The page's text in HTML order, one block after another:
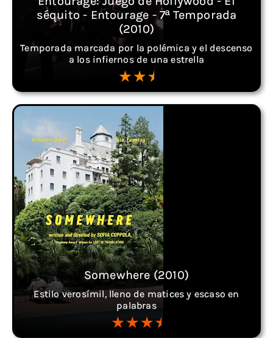
séquito - Entourage - 7ª Temporada
(2010)
Temporada marcada por la polémica y el descenso
a los infiernos de una estrella
Somewhere (2010)
Estilo verosímil, lleno de matices y escaso en
palabras